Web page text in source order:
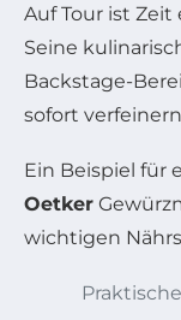
Auf Tour ist
Seine
Backstage-
sofort
Ein Beispiel für
Oetker
wichtigen